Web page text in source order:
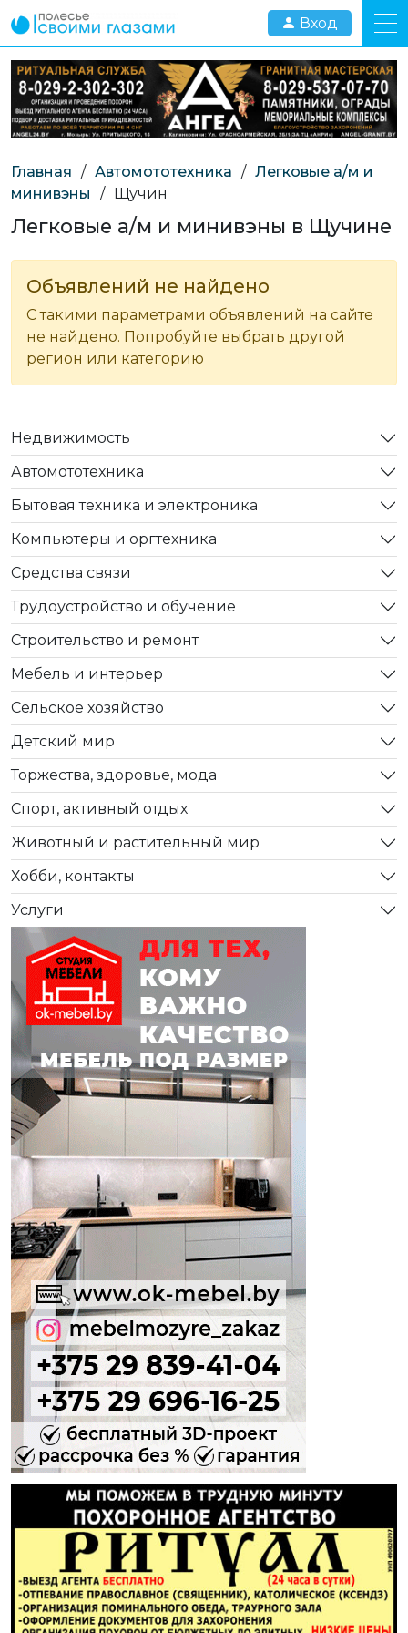
Вход
Главная / Автомототехника / Легковые а/м и
минивэны
/ Щучин
Легковые а/м и минивэны в Щучине
Объявлений не найдено
С такими параметрами объявлений на сайте
не найдено. Попробуйте выбрать другой
регион или категорию
Недвижимость
Автомототехника
Бытовая техника и электроника
Компьютеры и оргтехника
Средства связи
Трудоустройство и обучение
Строительство и ремонт
Мебель и интерьер
Сельское хозяйство
Детский мир
Торжества, здоровье, мода
Спорт, активный отдых
Животный и растительный мир
Хобби, контакты
Услуги